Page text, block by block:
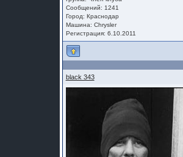
Сообщений: 1241
Город: Краснодар
Машина: Chrysler
Регистрация: 6.10.2011
black 343